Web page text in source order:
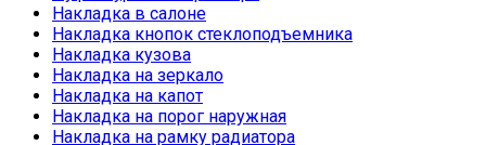
Накладка в салоне
Накладка кнопок стеклоподъемника
Накладка кузова
Накладка на зеркало
Накладка на капот
Накладка на порог наружная
Накладка на рамку радиатора